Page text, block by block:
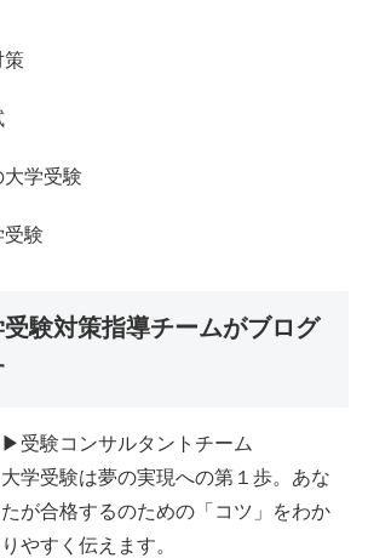
策
学受験
受験
受験対策指導チームがブログ
▶受験コンサルタントチーム
大学受験は夢の実現への第１歩。あな
たが合格するのための「コツ」をわか
りやすく伝えます。